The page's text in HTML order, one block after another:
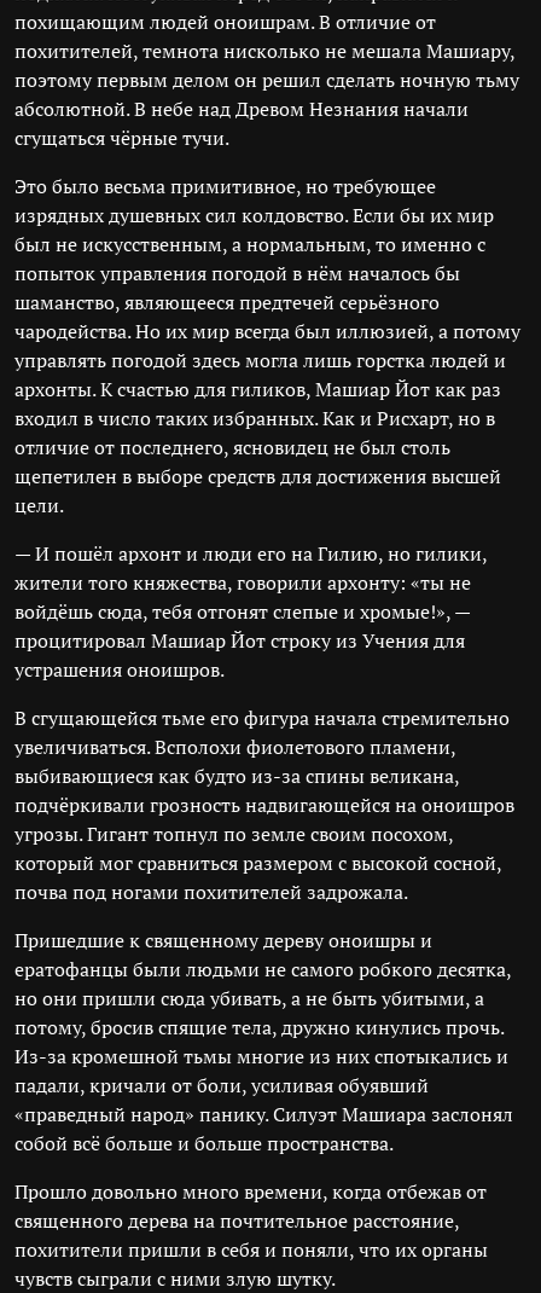
похищающим людей оноишрам. В отличие от
похитителей, темнота нисколько не мешала Машиару,
поэтому первым делом он решил сделать ночную тьму
абсолютной. В небе над Древом Незнания начали
сгущаться чёрные тучи.
Это было весьма примитивное, но требующее
изрядных душевных сил колдовство. Если бы их мир
был не искусственным, а нормальным, то именно с
попыток управления погодой в нём началось бы
шаманство, являющееся предтечей серьёзного
чародейства. Но их мир всегда был иллюзией, а потому
управлять погодой здесь могла лишь горстка людей и
архонты. К счастью для гиликов, Машиар Йот как раз
входил в число таких избранных. Как и Рисхарт, но в
отличие от последнего, ясновидец не был столь
щепетилен в выборе средств для достижения высшей
цели.
— И пошёл архонт и люди его на Гилию, но гилики,
жители того княжества, говорили архонту: «ты не
войдёшь сюда, тебя отгонят слепые и хромые!», —
процитировал Машиар Йот строку из Учения для
устрашения оноишров.
В сгущающейся тьме его фигура начала стремительно
увеличиваться. Всполохи фиолетового пламени,
выбивающиеся как будто из-за спины великана,
подчёркивали грозность надвигающейся на оноишров
угрозы. Гигант топнул по земле своим посохом,
который мог сравниться размером с высокой сосной,
почва под ногами похитителей задрожала.
Пришедшие к священному дереву оноишры и
ератофанцы были людьми не самого робкого десятка,
но они пришли сюда убивать, а не быть убитыми, а
потому, бросив спящие тела, дружно кинулись прочь.
Из-за кромешной тьмы многие из них спотыкались и
падали, кричали от боли, усиливая обуявший
«праведный народ» панику. Силуэт Машиара заслонял
собой всё больше и больше пространства.
Прошло довольно много времени, когда отбежав от
священного дерева на почтительное расстояние,
похитители пришли в себя и поняли, что их органы
чувств сыграли с ними злую шутку.